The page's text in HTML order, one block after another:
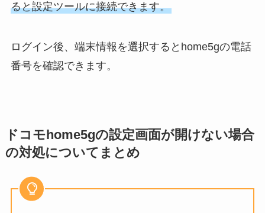
ると設定ツールに接続できます。
ログイン後、端末情報を選択するとhome5gの電話
番号を確認できます。
ドコモhome5gの設定画面が開けない場合
の対処についてまとめ